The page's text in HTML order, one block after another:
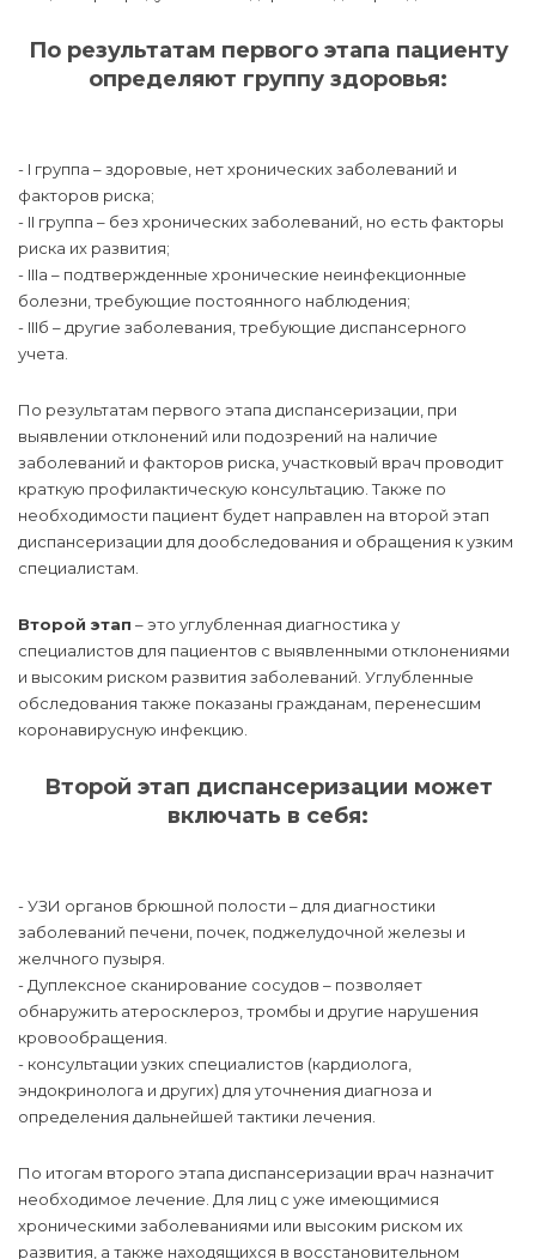
По результатам первого этапа пациенту
определяют группу здоровья:
- I группа – здоровые, нет хронических заболеваний и
факторов риска;
- II группа – без хронических заболеваний, но есть факторы
риска их развития;
- IIIа – подтвержденные хронические неинфекционные
болезни, требующие постоянного наблюдения;
- IIIб – другие заболевания, требующие диспансерного
учета.
По результатам первого этапа диспансеризации, при
выявлении отклонений или подозрений на наличие
заболеваний и факторов риска, участковый врач проводит
краткую профилактическую консультацию. Также по
необходимости пациент будет направлен на второй этап
диспансеризации для дообследования и обращения к узким
специалистам.
Второй этап – это углубленная диагностика у
специалистов для пациентов с выявленными отклонениями
и высоким риском развития заболеваний. Углубленные
обследования также показаны гражданам, перенесшим
коронавирусную инфекцию.
Второй этап диспансеризации может
включать в себя:
- УЗИ органов брюшной полости – для диагностики
заболеваний печени, почек, поджелудочной железы и
желчного пузыря.
- Дуплексное сканирование сосудов – позволяет
обнаружить атеросклероз, тромбы и другие нарушения
кровообращения.
- консультации узких специалистов (кардиолога,
эндокринолога и других) для уточнения диагноза и
определения дальнейшей тактики лечения.
По итогам второго этапа диспансеризации врач назначит
необходимое лечение. Для лиц с уже имеющимися
хроническими заболеваниями или высоким риском их
развития, а также находящихся в восстановительном